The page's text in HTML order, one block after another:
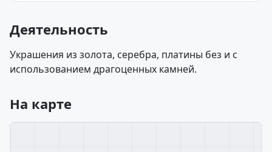
Деятельность
Украшения из золота, серебра, платины без и с
использованием драгоценных камней.
На карте